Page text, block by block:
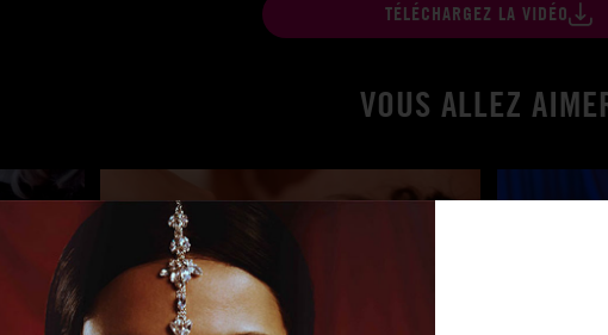
TÉLÉCHARGEZ LA VIDÉO
VOUS ALLEZ